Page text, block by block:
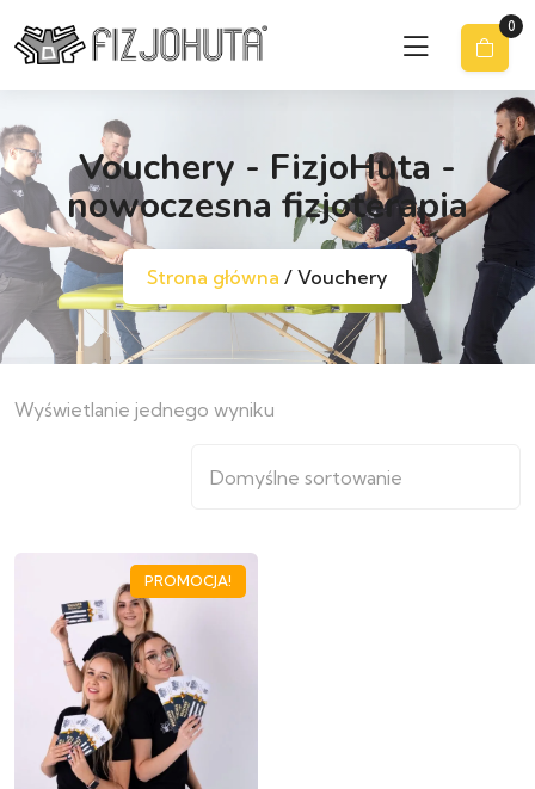
0
Vouchery - FizjoHuta -
nowoczesna fizjoterapia
Strona główna / Vouchery
Wyświetlanie jednego wyniku
PROMOCJA!